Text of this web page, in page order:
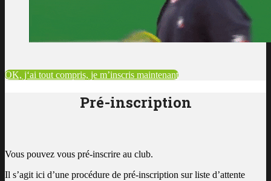
OK, j‘ai tout compris, je m’inscris maintenant
Pré-inscription
Vous pouvez vous pré-inscrire au club.
Il s’agit ici d’une procédure de pré-inscription sur liste d’attente